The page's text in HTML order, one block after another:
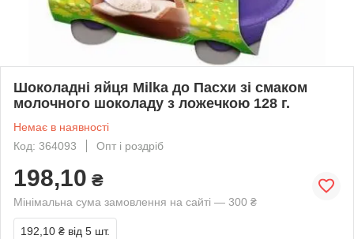
Шоколадні яйця Milka до Пасхи зі смаком
молочного шоколаду з ложечкою 128 г.
Немає в наявності
Код: 364093
Опт і роздріб
198,10 ₴
Мінімальна сума замовлення на сайті — 300 ₴
192,10 ₴ від 5 шт.